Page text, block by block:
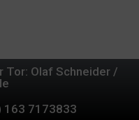
Tor: Olaf Schneider /
163 7173833